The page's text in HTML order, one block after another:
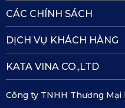
CÁC CHÍNH SÁCH
DỊCH VỤ KHÁCH HÀNG
KATA VINA CO.,LTD
Công ty TNHH Thương Mại